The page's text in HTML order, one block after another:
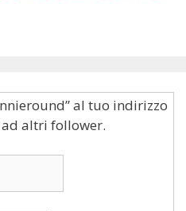
al tuo indirizzo
altri follower.